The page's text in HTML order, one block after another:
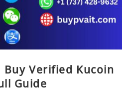
Buy Verified Kucoin
Guide